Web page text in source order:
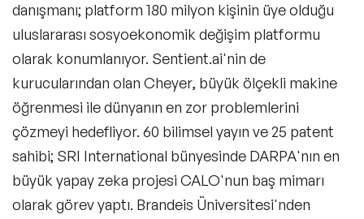
danışmanı; platform 180 milyon kişinin üye olduğu
uluslararası sosyoekonomik değişim platformu
olarak konumlanıyor. Sentient.ai'nin de
kurucularından olan Cheyer, büyük ölçekli makine
öğrenmesi ile dünyanın en zor problemlerini
çözmeyi hedefliyor. 60 bilimsel yayın ve 25 patent
sahibi; SRI International bünyesinde DARPA'nın en
büyük yapay zeka projesi CALO'nun baş mimarı
olarak görev yaptı. Brandeis Üniversitesi'nden
Felsefe & Yeni İnsan Halleri Konuşmacıları
Networking Konuşmacıları
Siber Güvenlik Konuşmacıları
Fintek (Finansal Teknoloji) Konuşmacıları
Tedarik Zinciri Yönetimi Konuşmacıları
Çalışan Bağlılığı & Motivasyon
Konuşmacıları